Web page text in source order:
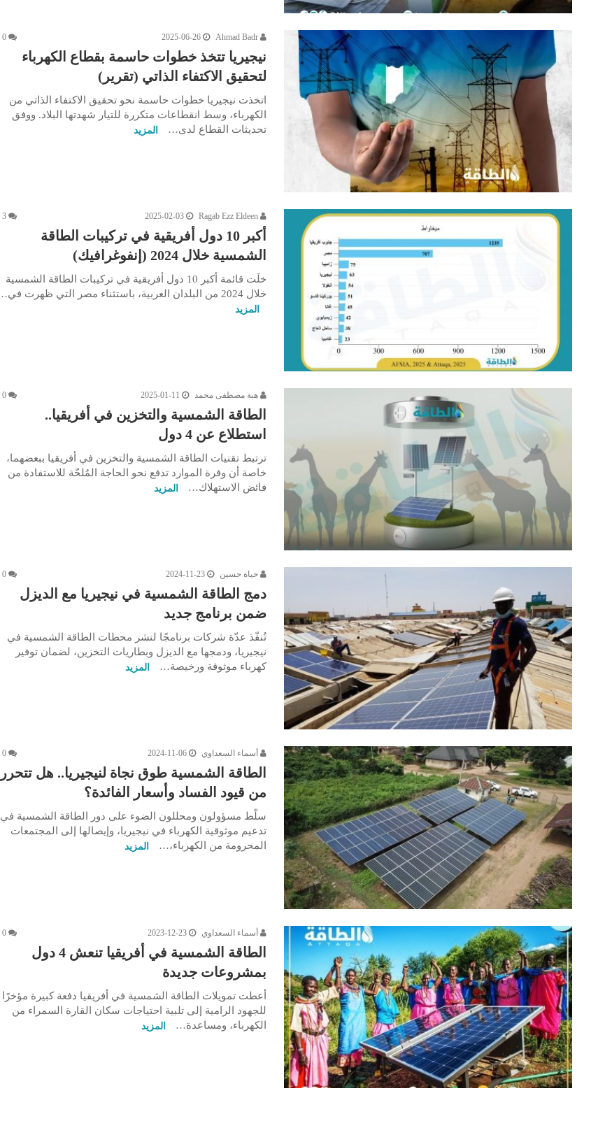
Ahmad Badr
2025-06-26
0
نيجيريا تتخذ خطوات حاسمة بقطاع الكهرباء
لتحقيق الاكتفاء الذاتي (تقرير)
اتخذت نيجيريا خطوات حاسمة نحو تحقيق الاكتفاء الذاتي من
الكهرباء، وسط انقطاعات متكررة للتيار شهدتها البلاد. ووفق
تحديثات القطاع لدى…
المزيد
Ragab Ezz Eldeen
2025-02-03
3
أكبر 10 دول أفريقية في تركيبات الطاقة
الشمسية خلال 2024 (إنفوغرافيك)
خلَت قائمة أكبر 10 دول أفريقية في تركيبات الطاقة الشمسية
خلال 2024 من البلدان العربية، باستثناء مصر التي ظهرت في…
المزيد
هبة مصطفى محمد 2025-01-11
0
الطاقة الشمسية والتخزين في أفريقيا..
استطلاع عن 4 دول
ترتبط تقنيات الطاقة الشمسية والتخزين في أفريقيا ببعضهما،
خاصة أن وفرة الموارد تدفع نحو الحاجة المُلحّة للاستفادة من
فائض الاستهلاك…
المزيد
حياة حسين 2024-11-23
0
دمج الطاقة الشمسية في نيجيريا مع الديزل
ضمن برنامج جديد
تُنفّذ عدّة شركات برنامجًا لنشر محطات الطاقة الشمسية في
نيجيريا، ودمجها مع الديزل وبطاريات التخزين، لضمان توفير
كهرباء موثوقة ورخيصة…
المزيد
أسماء السعداوي 2024-11-06
0
الطاقة الشمسية طوق نجاة لنيجيريا.. هل تتحرر
من قيود الفساد وأسعار الفائدة؟
سلّط مسؤولون ومحللون الضوء على دور الطاقة الشمسية في
تدعيم موثوقية الكهرباء في نيجيريا، وإيصالها إلى المجتمعات
المحرومة من الكهرباء،…
المزيد
أسماء السعداوي 2023-12-23
0
الطاقة الشمسية في أفريقيا تنعش 4 دول
بمشروعات جديدة
أعطت تمويلات الطاقة الشمسية في أفريقيا دفعة كبيرة مؤخرًا
للجهود الرامية إلى تلبية احتياجات سكان القارة السمراء من
الكهرباء، ومساعدة…
المزيد